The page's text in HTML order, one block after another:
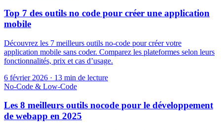
Top 7 des outils no code pour créer une application
mobile
Découvrez les 7 meilleurs outils no-code pour créer votre
application mobile sans coder. Comparez les plateformes selon leurs
fonctionnalités, prix et cas d’usage.
6 février 2026 · 13 min de lecture
No-Code & Low-Code
Les 8 meilleurs outils nocode pour le développement
de webapp en 2025